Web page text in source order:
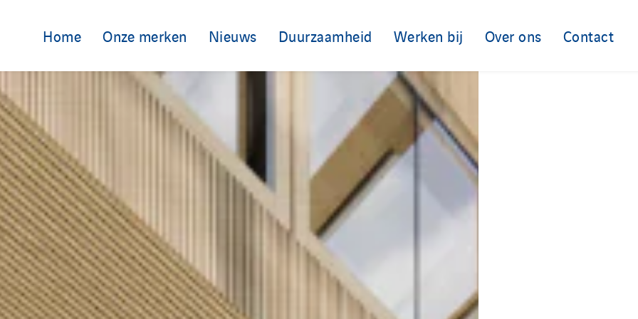
Home Onze merken Nieuws Duurzaamheid Werken bij Over ons Contact